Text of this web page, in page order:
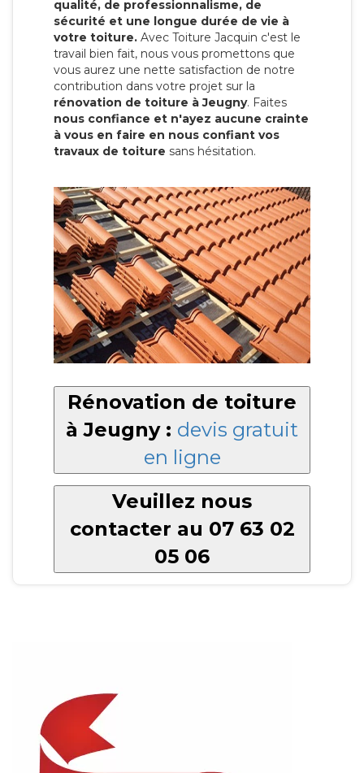
qualité, de professionnalisme, de
sécurité et une longue durée de vie à
votre toiture. Avec Toiture Jacquin c'est le
travail bien fait, nous vous promettons que
vous aurez une nette satisfaction de notre
contribution dans votre projet sur la
rénovation de toiture à Jeugny. Faites
nous confiance et n'ayez aucune crainte
à vous en faire en nous confiant vos
travaux de toiture sans hésitation.
Rénovation de toiture
à Jeugny : devis gratuit
en ligne
Veuillez nous
contacter au 07 63 02
05 06